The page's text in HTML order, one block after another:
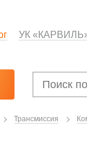
УК
Трансмиссия